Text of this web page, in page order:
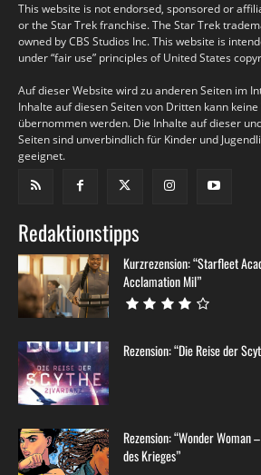
This website is not endorsed, sponsored or
or the Star Trek franchise. The Star Trek
owned by CBS Studios Inc. This website is
under “fair use” principles of United States
Auf dieser Website wird zu anderen Seiten im
Inhalte auf diesen Seiten von Dritten kann
übernommen werden. Die Inhalte auf dieser
Seiten sind unverbindlich für Kinder und
geeignet.
Redaktionstipps
Kurzrezension: “Starfleet
Acclamation Mil”
Rezension: “Die Reise der
Rezension: “Wonder Woman
des Krieges”